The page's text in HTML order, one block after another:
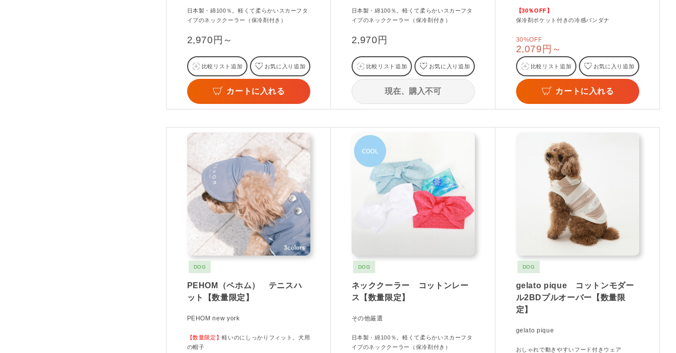
日本製・綿100％。軽くて柔らかいスカーフタ
イプのネッククーラー（保冷剤付き）
2,970円～
比較リスト追加 お気に入り追加
カートに入れる
日本製・綿100％。軽くて柔らかいスカーフタ
イプのネッククーラー（保冷剤付き）
2,970円
比較リスト追加 お気に入り追加
現在、購入不可
【30％OFF】
保冷剤ポケット付きの冷感バンダナ
30%OFF
2,079円～
比較リスト追加 お気に入り追加
カートに入れる
DOG
PEHOM（ペホム） テニスハ
ット【数量限定】
PEHOM new york
【数量限定】軽いのにしっかりフィット。犬用
の帽子
DOG
ネッククーラー コットンレー
ス【数量限定】
その他厳選
日本製・綿100％。軽くて柔らかいスカーフタ
イプのネッククーラー（保冷剤付き）
DOG
gelato pique コットンモダー
ル2BDプルオーバー【数量限
定】
gelato pique
おしゃれで動きやすいフード付きウェア